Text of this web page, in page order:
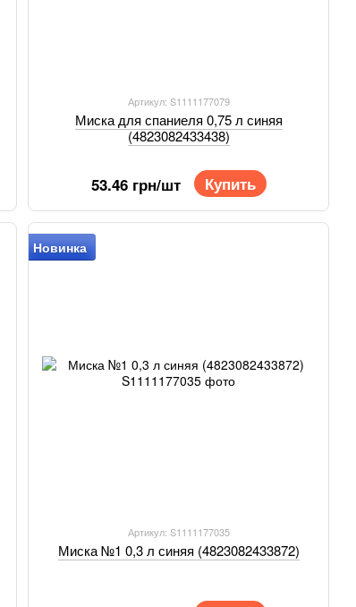
Артикул: S1111177079
Миска для спаниеля 0,75 л синяя
(4823082433438)
53.46 грн/шт Купить
Новинка
Артикул: S1111177035
Миска №1 0,3 л синяя (4823082433872)